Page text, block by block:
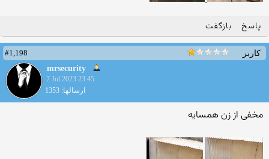
پاسخ بازگفت
کاربر
#1,198
mrsecurity
7 Jul 2023 23:45
ارسالها: 1353
مخفی از زن همسایه